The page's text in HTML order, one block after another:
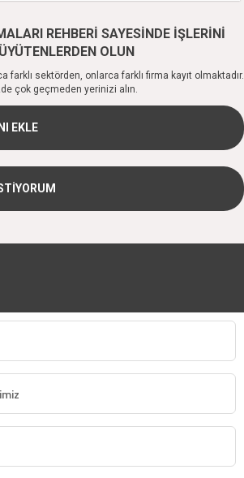
REHBERİ SAYESİNDE İŞLERİNİ
OLUN
sektörden, onlarca farklı firma kayıt olmaktadır.
çok geçmeden yerinizi alın.
EKLE